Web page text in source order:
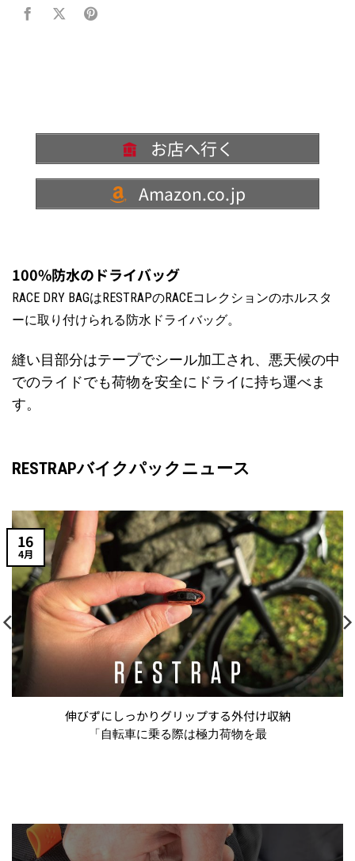
お店へ行く
Amazon.co.jp
100%防水のドライバッグ
RACE DRY BAGはRESTRAPのRACEコレクションのホルスタ
ーに取り付けられる防水ドライバッグ。
縫い目部分はテープでシール加工され、悪天候の中
でのライドでも荷物を安全にドライに持ち運べま
す。
RESTRAPバイクパックニュース
伸びずにしっかりグリップする外付け収納
「自転車に乗る際は極力荷物を最
16
4月